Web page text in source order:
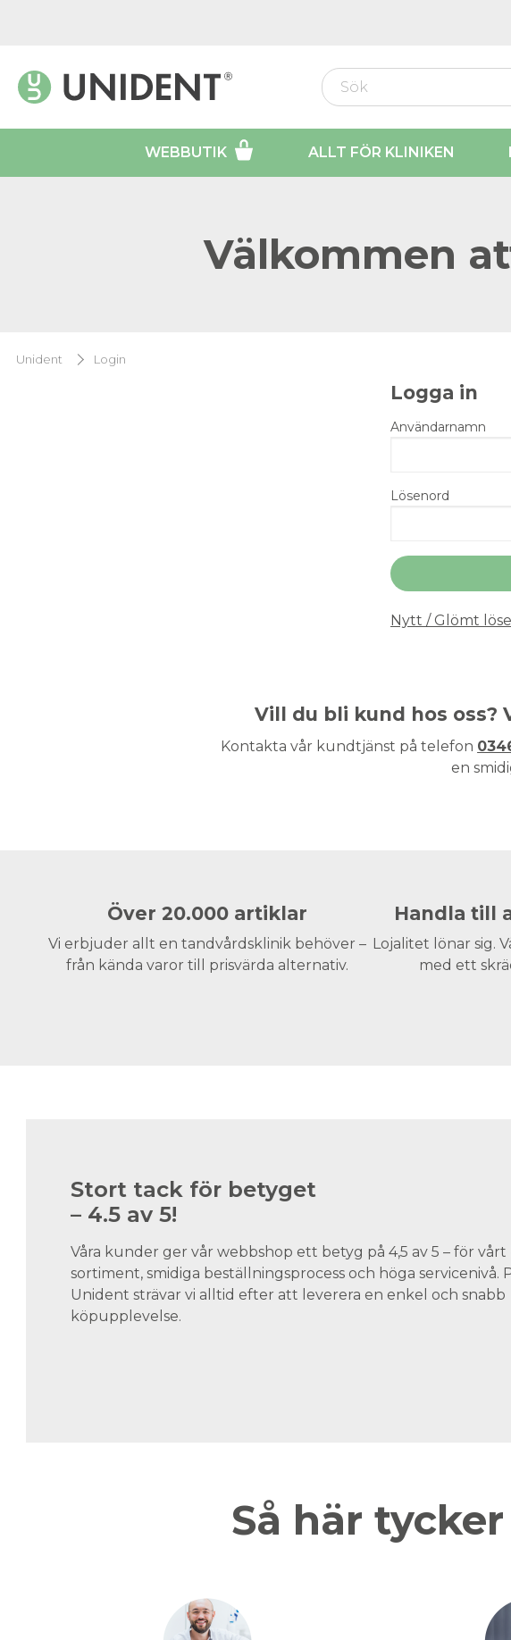
WEBBUTIK ALLT FÖR KLINIKEN
Välkommen
Unident Login
Logga in
Användarnamn
Lösenord
Nytt / Glömt
Vill du bli kund hos oss?
Kontakta vår kundtjänst på telefon
en
Över 20.000 artiklar
Vi erbjuder allt en tandvårdsklinik behöver –
från kända varor till prisvärda alternativ.
Handla till
Lojalitet lönar sig.
med ett
Stort tack för betyget
– 4.5 av 5!
Våra kunder ger vår webbshop ett betyg på 4,5 av 5 – för vårt
sortiment, smidiga beställningsprocess och höga servicenivå.
Unident strävar vi alltid efter att leverera en enkel och snabb
köpupplevelse.
Så här